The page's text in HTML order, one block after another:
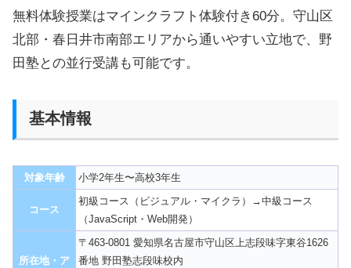
無料体験授業はマインクラフト体験付き60分。守山区
北部・春日井市南部エリアから通いやすい立地で、野
田塾との並行受講も可能です。
基本情報
対象年齢 小学2年生〜高校3年生
コース
初級コース（ビジュアル・マイクラ）→中級コース
（JavaScript・Web開発）
所在地・ア
〒463-0801 愛知県名古屋市守山区上志段味字東谷1626
番地 野田塾志段味校内